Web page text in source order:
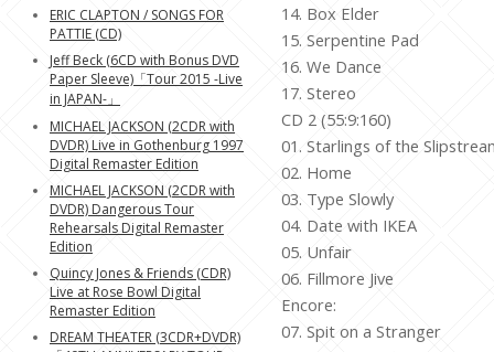
14. Box Elder
15. Serpentine Pad
16. We Dance
17. Stereo
CD 2 (55:9:160)
01. Starlings of the
02. Home
03. Type Slowly
04. Date with IKEA
05. Unfair
06. Fillmore Jive
Encore:
07. Spit on a Stranger
ERIC CLAPTON / SONGS FOR
PATTIE (CD)
Jeff Beck (6CD with Bonus DVD
Paper Sleeve)「Tour 2015 -Live
in JAPAN-」
MICHAEL JACKSON (2CDR with
DVDR) Live in Gothenburg 1997
Digital Remaster Edition
MICHAEL JACKSON (2CDR with
DVDR) Dangerous Tour
Rehearsals Digital Remaster
Edition
Quincy Jones & Friends (CDR)
Live at Rose Bowl Digital
Remaster Edition
DREAM THEATER (3CDR+DVDR)